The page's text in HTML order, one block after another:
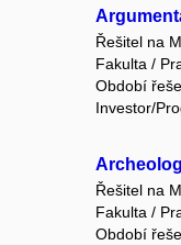
Řešitel na
Fakulta /
Období
Investor/
Řešitel na
Fakulta /
Období